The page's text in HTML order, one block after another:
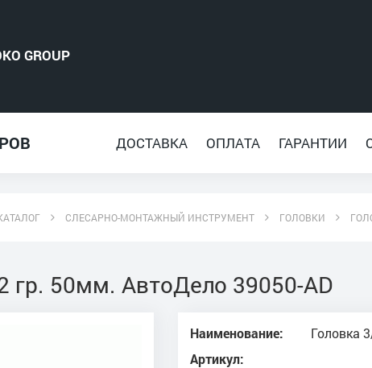
ДОСТАВКА ОПЛАТА ГАРАНТИИ
СЛЕСАРНО-МОНТАЖНЫЙ ИНСТРУМЕНТ ГОЛОВКИ
гр. 50мм. АвтоДело 39050-AD
Наименование:
Головка
Артикул: